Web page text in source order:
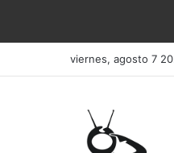
viernes, agosto 7